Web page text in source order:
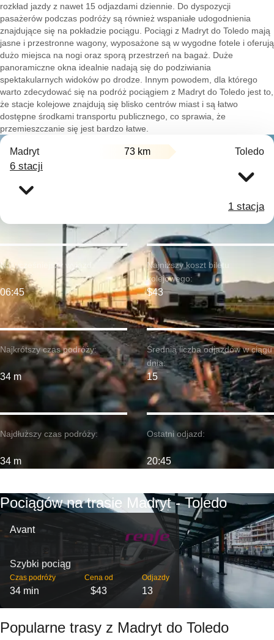
rozkład jazdy z nawet 15 odjazdami dziennie. Do dyspozycji
pasażerów podczas podróży są również wspaniałe udogodnienia
znajdujące się na pokładzie pociągu. Pociągi z Madryt do Toledo mają
jasne i przestronne wagony, wyposażone są w wygodne fotele i oferują
dużo miejsca na nogi oraz sporą przestrzeń na bagaż. Duże
panoramiczne okna idealnie nadają się do podziwiania
spektakularnych widoków po drodze. Innym powodem, dla którego
warto zdecydować się na podróż pociągiem z Madryt do Toledo jest to,
że stacje kolejowe znajdują się blisko centrów miast i są łatwo
dostępne środkami transportu publicznego, co sprawia, że
przemieszczanie się jest bardzo łatwe.
Madryt 73 km Toledo
6 stacji
1 stacja
Najkrótszy czas podróży:
34 m
Najwcześniejszy wyjazd:
06:45
Najdłuższy czas podróży:
34 m
Najniższy koszt biletu
kolejowego:
$43
Średnia liczba odjazdów w ciągu
dnia:
15
Ostatni odjazd:
20:45
Pociągów na trasie Madryt - Toledo
Avant
Szybki pociąg
Czas podróży
34 min
Cena od
$43
Odjazdy
13
Popularne trasy z Madryt do Toledo